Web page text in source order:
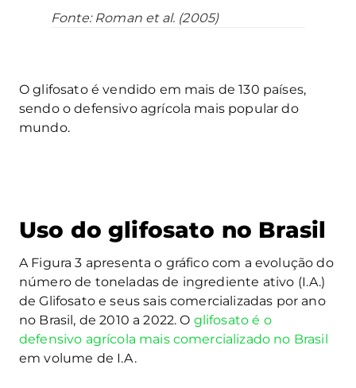
Fonte: Roman et al. (2005)
O glifosato é vendido em mais de 130 países,
sendo o defensivo agrícola mais popular do
mundo.
Uso do glifosato no Brasil
A Figura 3 apresenta o gráfico com a evolução do
número de toneladas de ingrediente ativo (I.A.)
de Glifosato e seus sais comercializadas por ano
no Brasil, de 2010 a 2022. O glifosato é o
defensivo agrícola mais comercializado no Brasil
em volume de I.A.